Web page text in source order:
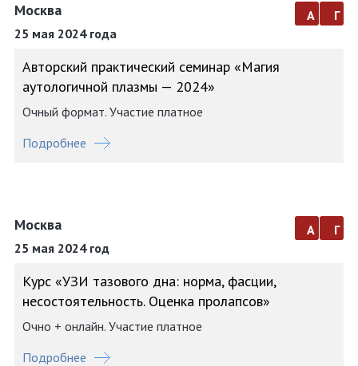
Москва
25 мая 2024 года
а г
Авторский практический семинар «Магия
аутологичной плазмы — 2024»
Очный формат. Участие платное
Подробнее
Москва
25 мая 2024 год
а г
Курс «УЗИ тазового дна: норма, фасции,
несостоятельность. Оценка пролапсов»
Очно + онлайн. Участие платное
Подробнее